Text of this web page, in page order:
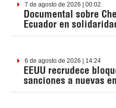
7 de agosto de 2026 | 00:02
Documental sobre
Ecuador en
6 de agosto de 2026 | 14:24
EEUU recrudece
sanciones a nuevas